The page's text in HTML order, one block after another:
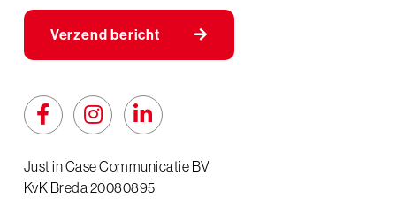
Verzend bericht
Just in Case Communicatie BV
KvK Breda 20080895